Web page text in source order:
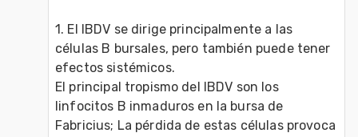
1. El IBDV se dirige principalmente a las
células B bursales, pero también puede tener
efectos sistémicos.
El principal tropismo del IBDV son los
linfocitos B inmaduros en la bursa de
Fabricius; La pérdida de estas células provoca